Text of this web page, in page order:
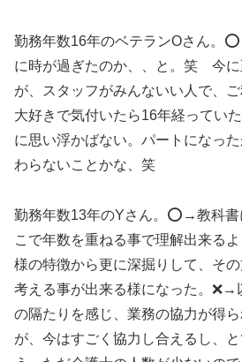
勤務年数16年のベテランOさん。
に時が過ぎたのか、、と。笑 今に
が、スタッフがみんないい人で、
大好きで気付いたら16年経ってい
に思い浮かばない。パートになっ
わらないことかな、笑
勤務年数13年のYさん。⭕️→教科書
こで年数を重ねる事で理解出来る
様の特徴から更に深掘りして、そ
考える事が出来る様になった。❌→
の隔たりを感じ、業務の協力が得
が、今はすごく協力し合えるし、